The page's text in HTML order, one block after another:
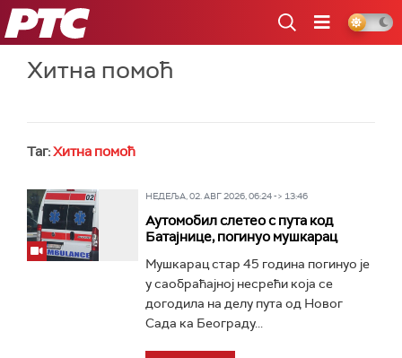
РТС
Хитна помоћ
Таг:Хитна помоћ
НЕДЕЉА, 02. АВГ 2026, 06:24 -> 13:46
Аутомобил слетео с пута код
Батајнице, погинуо мушкарац
Мушкарац стар 45 година погинуо је
у саобраћајној несрећи која се
догодила на делу пута од Новог
Сада ка Београду...